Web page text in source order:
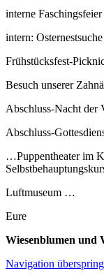
interne
intern:
Frühstücksfest-
Besuch unserer
Abschluss-Nacht der
Abschluss-
…Puppentheater im
Luftmuseum …
Eure
Wiesenblumen und
Navigation